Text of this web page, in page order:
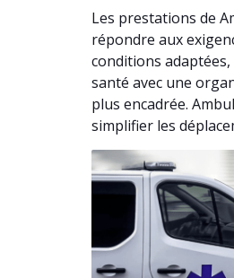
Les prestations de
répondre aux
conditions
santé avec une
plus encadrée.
simplifier les